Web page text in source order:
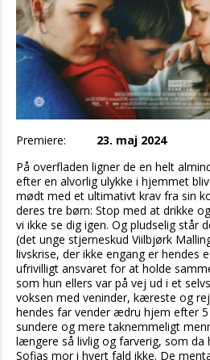
Premiere:
23. maj 2024
På overfladen ligner de en helt
efter en alvorlig ulykke i hjemmet
mødt med et ultimativt krav fra sin
deres tre børn: Stop med at drikke
vi ikke se dig igen. Og pludselig står
(det unge stjerneskud Viilbjørk
livskrise, der ikke engang er hendes
ufrivilligt ansvaret for at holde
som hun ellers var på vej ud i et
voksen med veninder, kæreste og
hendes far vender ædru hjem efter
sundere og mere taknemmeligt
længere så livlig og farverig, som da
Sofias mor i hvert fald ikke. De